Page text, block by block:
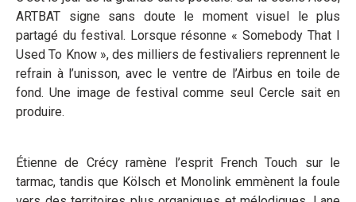
ARTBAT signe sans doute le moment visuel le plus
partagé du festival. Lorsque résonne « Somebody That I
Used To Know », des milliers de festivaliers reprennent le
refrain à l’unisson, avec le ventre de l’Airbus en toile de
fond. Une image de festival comme seul Cercle sait en
produire.
Étienne de Crécy ramène l’esprit French Touch sur le
tarmac, tandis que Kölsch et Monolink emmènent la foule